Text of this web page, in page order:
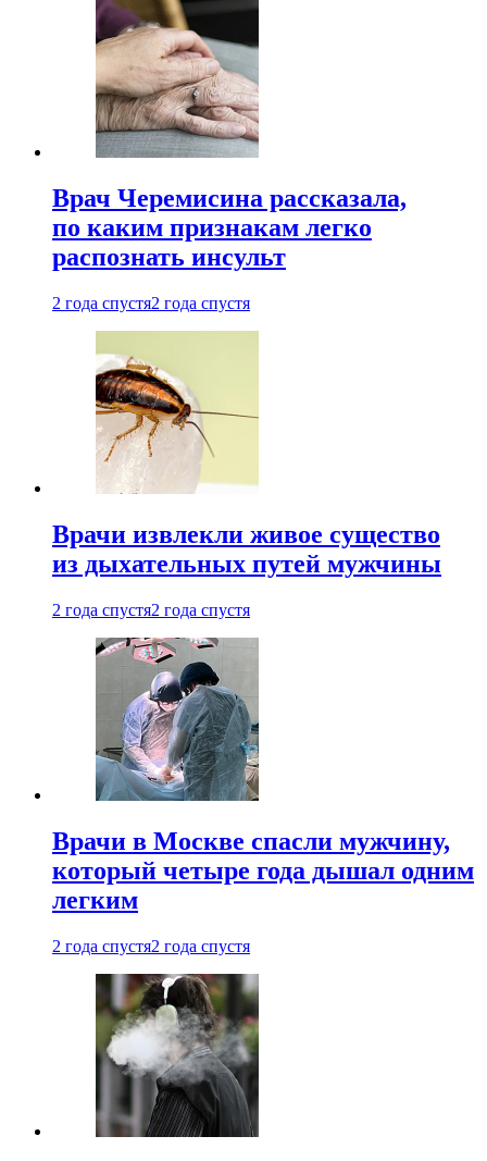
Врач Черемисина рассказала,
по каким признакам легко
распознать инсульт
2 года спустя2 года спустя
Врачи извлекли живое существо
из дыхательных путей мужчины
2 года спустя2 года спустя
Врачи в Москве спасли мужчину,
который четыре года дышал одним
легким
2 года спустя2 года спустя